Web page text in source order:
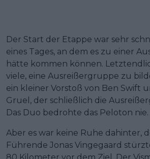
Der Start der Etappe war sehr
eines Tages, an dem es zu einer
hätte kommen können.
viele, eine Ausreißergruppe zu
ein kleiner Vorstoß von Ben Swift
Gruel, der schließlich die
Das Duo bedrohte das Peloton nie.
Aber es war keine Ruhe dahinter,
Führende Jonas Vingegaard